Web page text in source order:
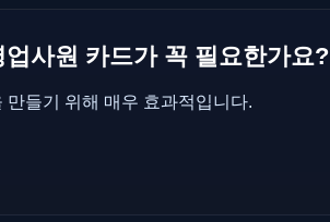
업사원 카드가 꼭 필요한가요?
만들기 위해 매우 효과적입니다.